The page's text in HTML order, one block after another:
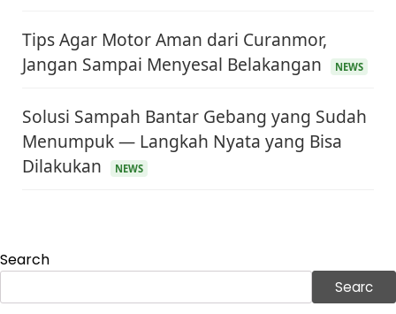
Tips Agar Motor Aman dari Curanmor,
Jangan Sampai Menyesal Belakangan
NEWS
Solusi Sampah Bantar Gebang yang Sudah
Menumpuk — Langkah Nyata yang Bisa
Dilakukan
NEWS
Search
Searc
GAYA HIDUP
Sinopsis Film Marauders, Misteri Perampokan